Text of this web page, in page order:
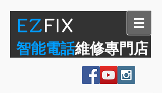
​EZFIX
智能電話維修專門店